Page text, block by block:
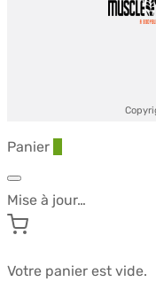
Panier
Mise à jour…
Votre panier est vide.